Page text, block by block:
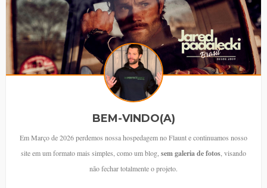
BEM-VINDO(A)
Em Março de 2026 perdemos nossa hospedagem no Flaunt e continuamos nosso
site em um formato mais simples, como um blog, sem galeria de fotos , visando
não fechar totalmente o projeto.